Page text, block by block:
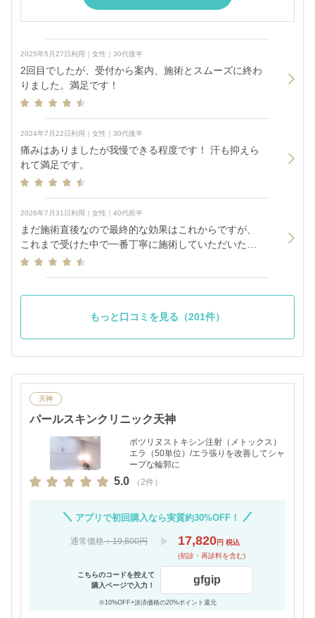
2025年5月27日利用｜女性｜30代後半
2回目でしたが、受付から案内、施術とスムーズに終わ
りました。満足です！
2024年7月22日利用｜女性｜30代後半
痛みはありましたが我慢できる程度です！ 汗も抑えら
れて満足です。
2026年7月31日利用｜女性｜40代前半
まだ施術直後なので最終的な効果はこれからですが、
これまで受けた中で一番丁寧に施術していただいたと
感じました。首まで細かくしっかり打っていただき、
もっと口コミを見る（201件）
天神
パールスキンクリニック天神
ボツリヌストキシン注射（メトックス）
エラ（50単位）/エラ張りを改善してシャ
ープな輪郭に
5.0 （2件）
アプリで初回購入なら実質約30%OFF！
通常価格：19,800円 17,820円 税込
(初診・再診料を含む)
こちらのコードを控えて
購入ページで入力！
gfgip
※10%OFF+決済価格の20%ポイント還元